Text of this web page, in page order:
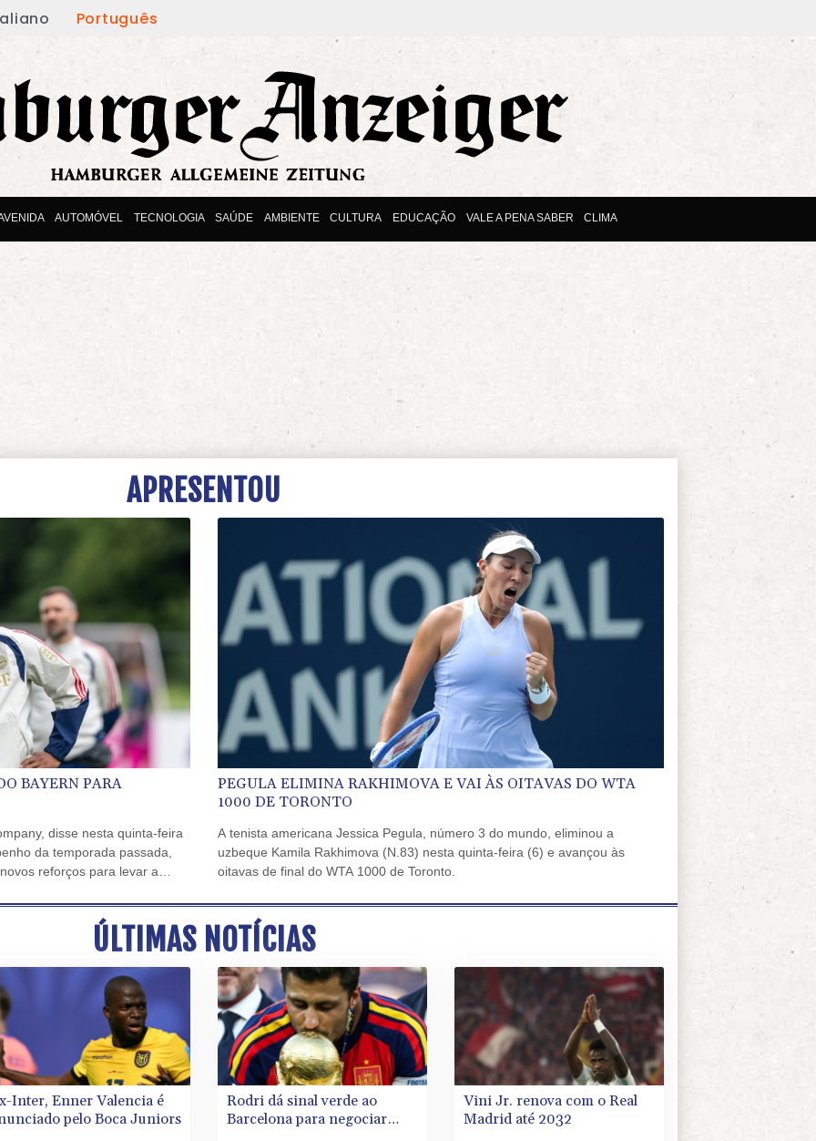
Português
AUTOMÓVEL TECNOLOGIA SAÚDE AMBIENTE CULTURA EDUCAÇÃO VALE A PENA SABER CLIMA
APRESENTOU
BAYERN PARA
disse nesta quinta-feira
da temporada passada,
reforços para levar a
PEGULA ELIMINA RAKHIMOVA E VAI ÀS OITAVAS DO WTA
1000 DE TORONTO
A tenista americana Jessica Pegula, número 3 do mundo, eliminou a
uzbeque Kamila Rakhimova (N.83) nesta quinta-feira (6) e avançou às
oitavas de final do WTA 1000 de Toronto.
ÚLTIMAS NOTÍCIAS
Inter, Enner Valencia é
pelo Boca Juniors
Rodri dá sinal verde ao
Barcelona para negociar
Vini Jr. renova com o Real
Madrid até 2032